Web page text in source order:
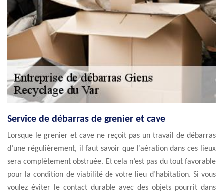
Service de débarras de grenier et cave
Lorsque le grenier et cave ne reçoit pas un travail de débarras
d’une régulièrement, il faut savoir que l’aération dans ces lieux
sera complètement obstruée. Et cela n’est pas du tout favorable
pour la condition de viabilité de votre lieu d’habitation. Si vous
voulez éviter le contact durable avec des objets pourrit dans